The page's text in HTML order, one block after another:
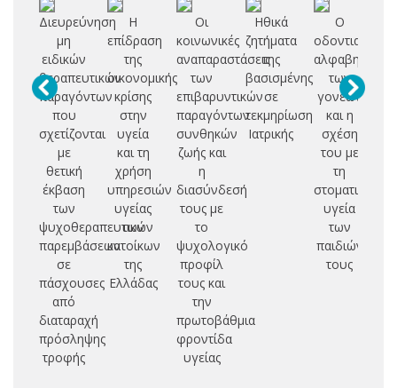
Διευρεύνηση
μη
ειδικών
θεραπευτικών
παραγόντων
που
σχετίζονται
με
θετική
έκβαση
των
ψυχοθεραπευτικών
παρεμβάσεων
σε
πάσχουσες
από
διαταραχή
πρόσληψης
τροφής
Η
επίδραση
της
οικονομικής
κρίσης
στην
υγεία
και τη
χρήση
υπηρεσιών
υγείας
των
κατοίκων
της
Ελλάδας
Οι
κοινωνικές
αναπαραστάσεις
των
επιβαρυντικών
παραγόντων
συνθηκών
ζωής και
η
διασύνδεσή
τους με
το
ψυχολογικό
προφίλ
τους και
την
πρωτοβάθμια
φροντίδα
υγείας
Ηθικά
ζητήματα
της
βασισμένης
σε
τεκμηρίωση
Ιατρικής
Ο
οδοντιατρικός
αλφαβητισμός
των
γονέων
και η
σχέση
του με
τη
στοματική
υγεία
των
παιδιών
τους